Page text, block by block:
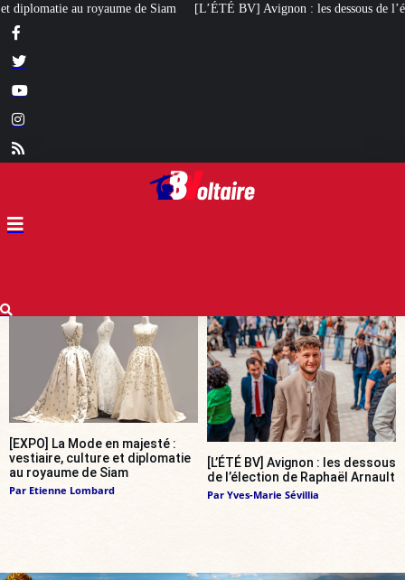
[L’ÉTÉ BV] Avignon : les dessous de l’élection de Raphaël Arnault Un
[EXPO] La Mode en majesté :
vestiaire, culture et diplomatie
au royaume de Siam
Par Etienne Lombard
[L’ÉTÉ BV] Avignon : les dessous
de l’élection de Raphaël Arnault
Par Yves-Marie Sévillia